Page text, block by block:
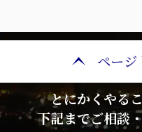
ページ
とにかくやる
下記までご相談